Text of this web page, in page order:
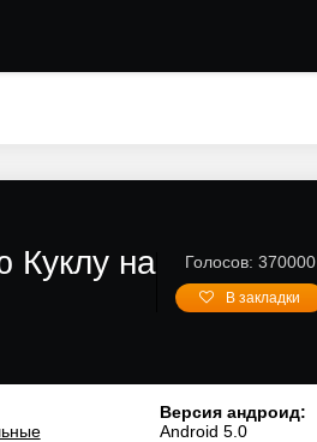
Куклу на
Голосов: 370000
В закладки
Версия андроид:
Android 5.0